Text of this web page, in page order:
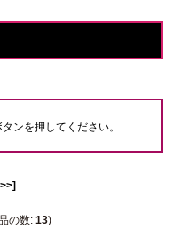
タンを押してください。
の数: 13)